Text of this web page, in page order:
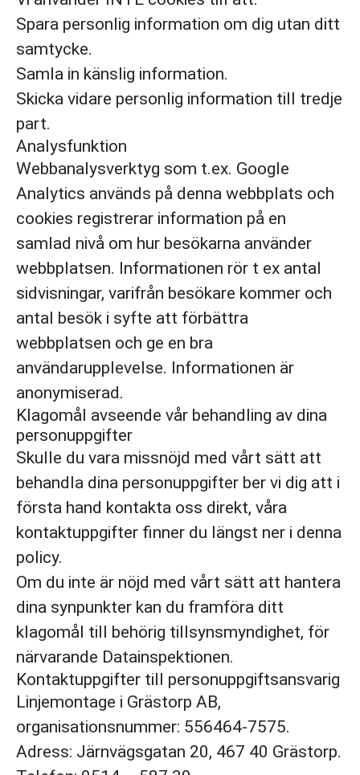
Spara personlig information om dig utan ditt
samtycke.
Samla in känslig information.
Skicka vidare personlig information till tredje
part.
Analysfunktion
Webbanalysverktyg som t.ex. Google
Analytics används på denna webbplats och
cookies registrerar information på en
samlad nivå om hur besökarna använder
webbplatsen. Informationen rör t ex antal
sidvisningar, varifrån besökare kommer och
antal besök i syfte att förbättra
webbplatsen och ge en bra
användarupplevelse. Informationen är
anonymiserad.
Klagomål avseende vår behandling av dina
personuppgifter
Skulle du vara missnöjd med vårt sätt att
behandla dina personuppgifter ber vi dig att i
första hand kontakta oss direkt, våra
kontaktuppgifter finner du längst ner i denna
policy.
Om du inte är nöjd med vårt sätt att hantera
dina synpunkter kan du framföra ditt
klagomål till behörig tillsynsmyndighet, för
närvarande Datainspektionen.
Kontaktuppgifter till personuppgiftsansvarig
Linjemontage i Grästorp AB,
organisationsnummer: 556464-7575.
Adress: Järnvägsgatan 20, 467 40 Grästorp.